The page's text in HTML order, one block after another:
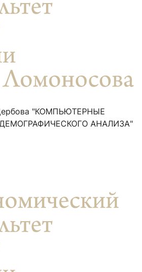
"КОМПЬЮТЕРНЫЕ
АНАЛИЗА"